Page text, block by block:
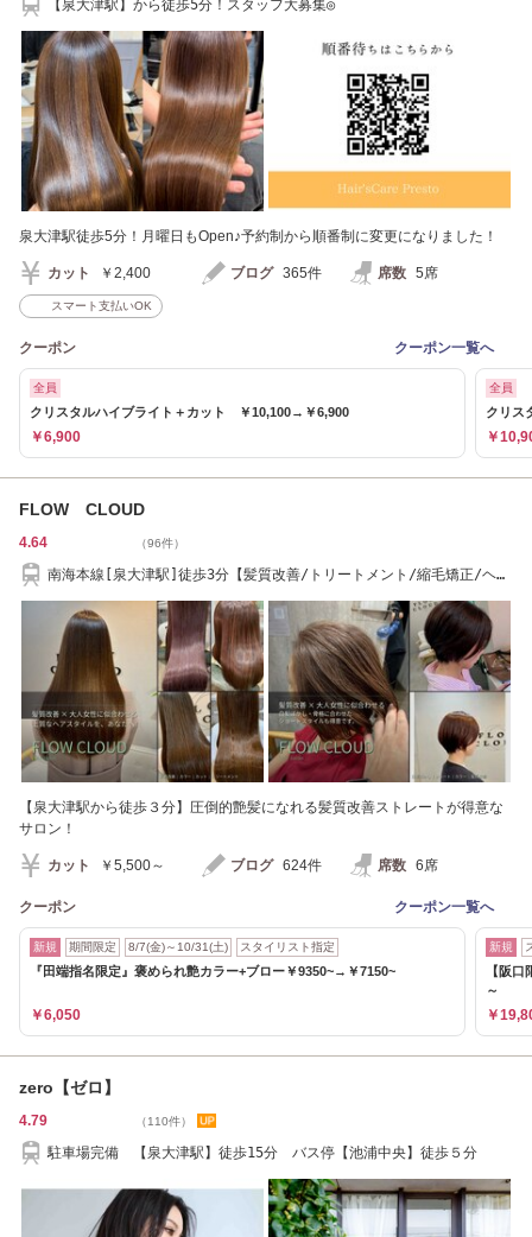
【泉大津駅】から徒歩5分！スタッフ大募集◎
泉大津駅徒歩5分！月曜日もOpen♪予約制から順番制に変更になりました！
カット ￥2,400 ブログ 365件 席数 5席
スマート支払いOK
クーポン クーポン一覧へ
全員
クリスタルハイブライト＋カット ￥10,100→￥6,900
￥6,900
全員
クリス
￥
FLOW CLOUD
4.64 （96件）
南海本線[泉大津駅]徒歩3分【髪質改善/トリートメント/縮毛矯正/ヘッ
【泉大津駅から徒歩３分】圧倒的艶髪になれる髪質改善ストレートが得意な
サロン！
カット ￥5,500～ ブログ 624件 席数 6席
クーポン クーポン一覧へ
新規 期間限定 8/7(金)～10/31(土) スタイリスト指定
『田端指名限定』褒められ艶カラー+ブロー￥9350~→￥7150~
￥6,050
新規
【阪
～
￥
zero【ゼロ】
4.79 （110件）
駐車場完備 【泉大津駅】徒歩15分 バス停【池浦中央】徒歩５分